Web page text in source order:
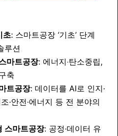
초: 스마트공장 ‘기초’ 단계
루션
마트공장: 에너지‧탄소중립,
축
트공장: 데이터를 AI로 인지·
·안전·에너지 등 전 분야의
스마트공장: 공정·데이터 유